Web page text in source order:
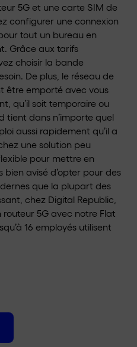
5G et une carte SIM de
configurer une connexion
tout un bureau en
Grâce aux tarifs
choisir la bande
De plus, le réseau de
être emporté avec vous
qu’il soit temporaire ou
tient dans n’importe quel
aussi rapidement qu’il a
une solution peu
pour mettre en
bien avisé d’opter pour des
que la plupart des
chez Digital Republic,
5G avec notre Flat
16 employés utilisent